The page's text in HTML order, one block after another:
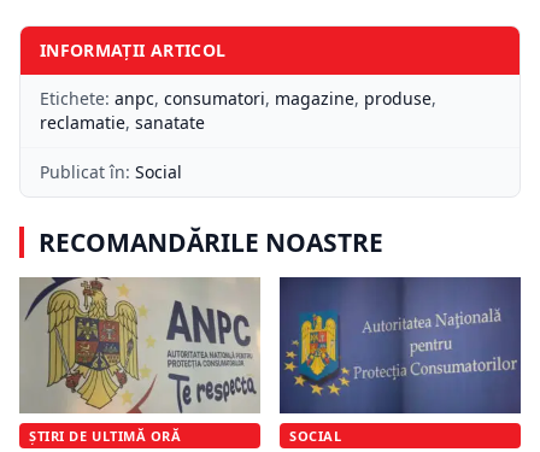
INFORMAȚII ARTICOL
Etichete: anpc, consumatori, magazine, produse,
reclamatie, sanatate
Publicat în: Social
RECOMANDĂRILE NOASTRE
ȘTIRI DE ULTIMĂ ORĂ SOCIAL